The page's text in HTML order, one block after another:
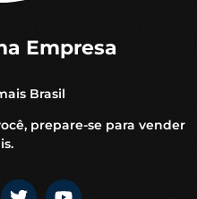
Empresa
Brasil
prepare-se para vender